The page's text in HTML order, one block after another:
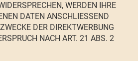
WERDEN IHRE
DATEN ANSCHLIESSEND
DER DIREKTWERBUNG
NACH ART. 21 ABS. 2